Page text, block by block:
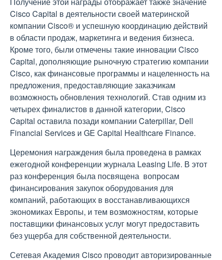
Cisco Capital в деятельности своей материнской
компании Cisco® и успешную координацию действий
в области продаж, маркетинга и ведения бизнеса.
Кроме того, были отмечены такие инновации Cisco
Capital, дополняющие рыночную стратегию компании
Cisco, как финансовые программы и нацеленность на
предложения, предоставляющие заказчикам
возможность обновления технологий. Став одним из
четырех финалистов в данной категории, Cisco
Capital оставила позади компании Caterpillar, Dell
Financial Services и GE Capital Healthcare Finance.
Церемония награждения была проведена в рамках
ежегодной конференции журнала Leasing Life. В этот
раз конференция была посвящена вопросам
финансирования закупок оборудования для
компаний, работающих в восстанавливающихся
экономиках Европы, и тем возможностям, которые
поставщики финансовых услуг могут предоставить
без ущерба для собственной деятельности.
Сетевая Академия Cisco проводит авторизированные